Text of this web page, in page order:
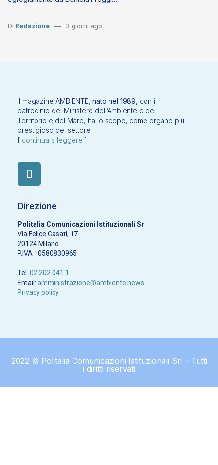
Di Redazione 3 giorni ago
Il magazine AMBIENTE, nato nel 1989, con il
patrocinio del Ministero dell’Ambiente e del
Territorio e del Mare, ha lo scopo, come organo più
prestigioso del settore
[ continua a leggere ]
Direzione
Politalia Comunicazioni Istituzionali Srl
Via Felice Casati, 17
20124 Milano
P.IVA 10580830965
Tel. 02 202 041.1
Email: amministrazione@ambiente.news
Privacy policy
2022 © Politalia Comunicazioni Istituzionali Srl – Tutti
i diritti riservati